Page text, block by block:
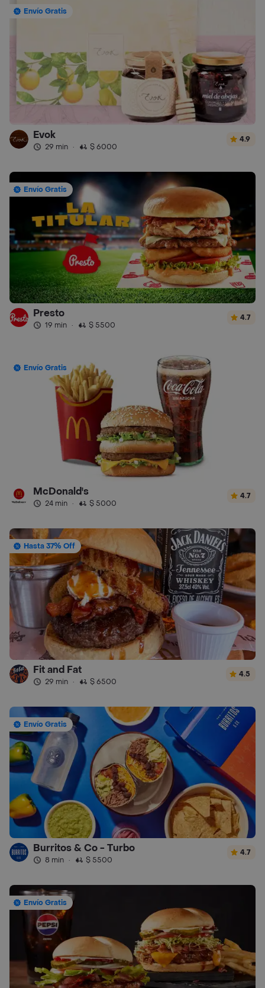
Envío Gratis
Evok
29 min · $ 6000
4.9
Envío Gratis
Presto
19 min · $ 5500
4.7
Envío Gratis
McDonald's
24 min · $ 5000
4.7
Hasta 37% Off
Fit and Fat
29 min · $ 6500
4.5
Envío Gratis
Burritos & Co - Turbo
8 min · $ 5500
4.7
Envío Gratis